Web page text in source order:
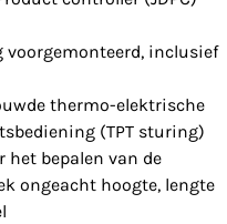
voorgemonteerd, inclusief
thermo-elektrische
(TPT sturing)
het bepalen van de
ongeacht hoogte, lengte